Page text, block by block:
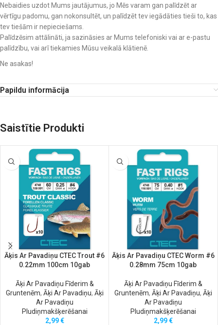
Nebaidies uzdot Mums jautājumus, jo Mēs varam gan palīdzēt ar
vērtīgu padomu, gan nokonsultēt, un palīdzēt tev iegādāties tieši to, kas
tev tiešām ir nepieciešams.
Palīdzēsim attālināti, ja sazināsies ar Mums telefoniski vai ar e-pastu
palīdzību, vai arī tiekamies Mūsu veikalā klātienē.
Ne asakas!
Papildu informācija
Saistītie Produkti
Āķis Ar Pavadiņu CTEC Trout #6
0.22mm 100cm 10gab
Āķi Ar Pavadiņu Fīderim &
Gruntenēm, Āķi Ar Pavadiņu, Āķi
Ar Pavadiņu
Pludiņmakšķerēšanai
2,99€
Āķis Ar Pavadiņu CTEC Worm #6
0.28mm 75cm 10gab
Āķi Ar Pavadiņu Fīderim &
Gruntenēm, Āķi Ar Pavadiņu, Āķi
Ar Pavadiņu
Pludiņmakšķerēšanai
2,99€